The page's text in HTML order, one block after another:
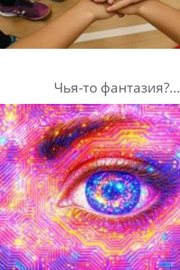
Чья-то фантазия?...